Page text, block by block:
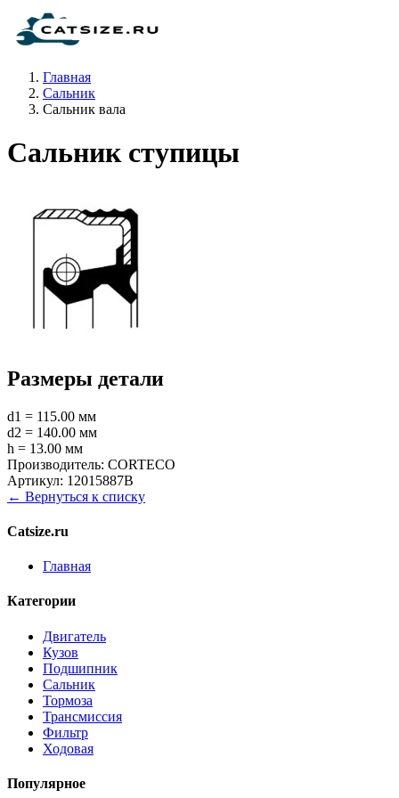
Главная
Сальник
Сальник вала
Сальник ступицы
Размеры детали
d1 = 115.00 мм
d2 = 140.00 мм
h = 13.00 мм
Производитель: CORTECO
Артикул: 12015887B
← Вернуться к списку
Catsize.ru
Главная
Категории
Двигатель
Кузов
Подшипник
Сальник
Тормоза
Трансмиссия
Фильтр
Ходовая
Популярное